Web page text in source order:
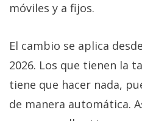
móviles y a fijos.
El cambio se aplica
2026. Los que tienen la
tiene que hacer nada,
de manera automática.